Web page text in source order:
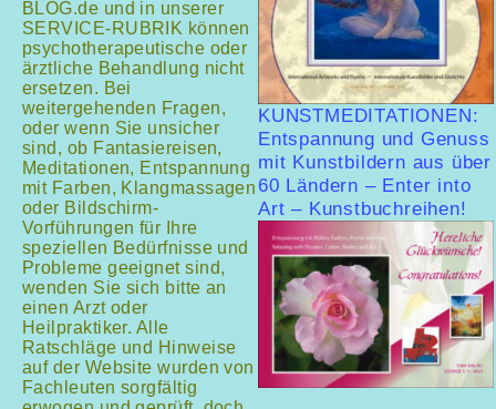
BLOG.de und in unserer
SERVICE-RUBRIK können
psychotherapeutische oder
ärztliche Behandlung nicht
ersetzen. Bei
weitergehenden Fragen,
oder wenn Sie unsicher
sind, ob Fantasiereisen,
Meditationen, Entspannung
mit Farben, Klangmassagen
oder Bildschirm-
Vorführungen für Ihre
speziellen Bedürfnisse und
Probleme geeignet sind,
wenden Sie sich bitte an
einen Arzt oder
Heilpraktiker. Alle
Ratschläge und Hinweise
auf der Website wurden von
Fachleuten sorgfältig
KUNSTMEDITATIONEN:
Entspannung und Genuss
mit Kunstbildern aus über
60 Ländern – Enter into
Art – Kunstbuchreihen!